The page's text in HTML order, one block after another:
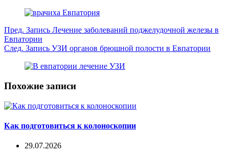
Пред. Запись Лечение заболеваний поджелудочной железы в
Евпатории
След. Запись УЗИ органов брюшной полости в Евпатории
Похожие записи
Как подготовиться к колоноскопии
29.07.2026